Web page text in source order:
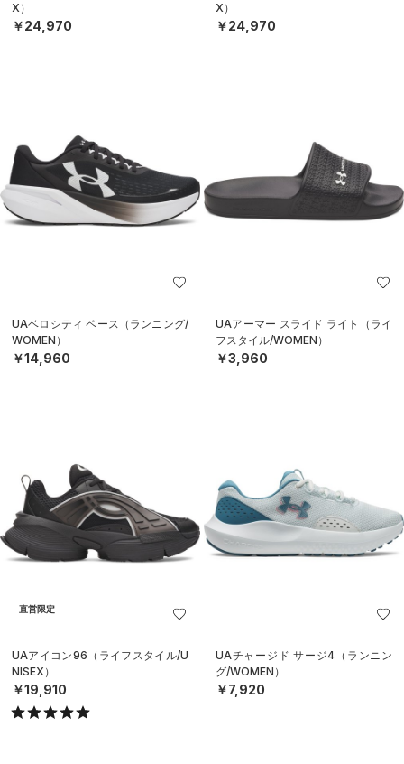
X）
￥24,970
X）
￥24,970
UAベロシティ ペース（ランニング/
WOMEN）
￥14,960
UAアーマー スライド ライト（ライ
フスタイル/WOMEN）
￥3,960
直営限定
UAアイコン96（ライフスタイル/U
NISEX）
￥19,910
UAチャージド サージ4（ランニン
グ/WOMEN）
￥7,920